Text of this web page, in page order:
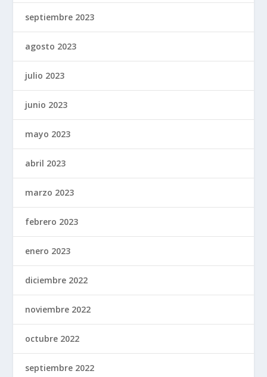
septiembre 2023
agosto 2023
julio 2023
junio 2023
mayo 2023
abril 2023
marzo 2023
febrero 2023
enero 2023
diciembre 2022
noviembre 2022
octubre 2022
septiembre 2022